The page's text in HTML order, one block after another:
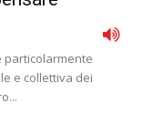
particolarmente
e collettiva dei